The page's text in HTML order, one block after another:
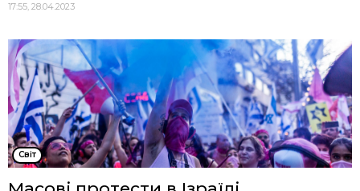
17:55, 28.04.2023
Cвіт